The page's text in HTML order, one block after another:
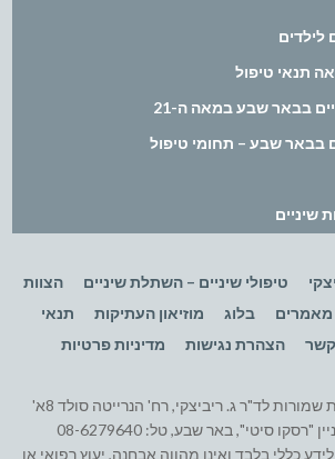
לילדים
תנאי טיפול
בבאר שבע במאה ה-21
בבאר שבע – תחומי טיפול
שיניים
טיפולי שיניים – השתלת שיניים
הצוות
מאמרים בלוג מוזיאון העתיקות
תנאי
קשר הצהרת נגישות מדיניות פרטיות
© 2013 כל הזכויות שמורות לד"ר ג. ריביצקי, רח' הנרייטה סולד 8א'
כללי בלבד ואינו מהווה אבחנה, יעוץ רפואי או